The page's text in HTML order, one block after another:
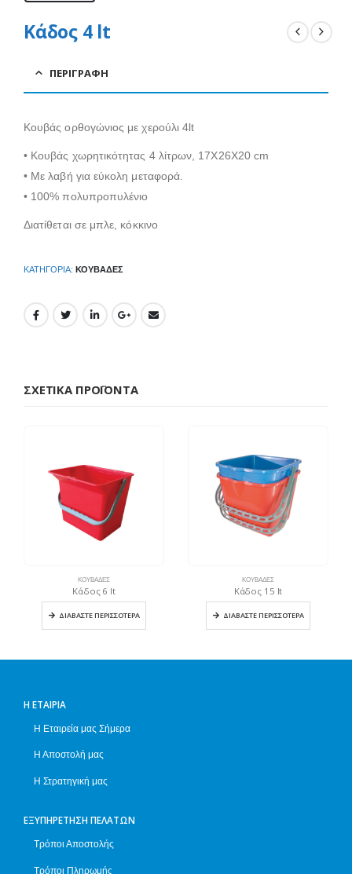
Κάδος 4 lt
ΠΕΡΙΓΡΑΦΉ
Κουβάς ορθογώνιος με χερούλι 4lt
• Κουβάς χωρητικότητας 4 λίτρων, 17X26X20 cm
• Με λαβή για εύκολη μεταφορά.
• 100% πολυπροπυλένιο
Διατίθεται σε μπλε, κόκκινο
ΚΑΤΗΓΟΡΊΑ: ΚΟΥΒΆΔΕΣ
ΣΧΕΤΙΚΆ ΠΡΟΪΌΝΤΑ
ΚΟΥΒΆΔΕΣ
Κάδος 6 lt
ΔΙΑΒΆΣΤΕ ΠΕΡΙΣΣΌΤΕΡΑ
ΚΟΥΒΆΔΕΣ
Κάδος 15 lt
ΔΙΑΒΆΣΤΕ ΠΕΡΙΣΣΌΤΕΡΑ
Η ΕΤΑΙΡΊΑ
Η Εταιρεία μας Σήμερα
Η Αποστολή μας
Η Στρατηγική μας
ΕΞΥΠΗΡΈΤΗΣΗ ΠΕΛΑΤΏΝ
Τρόποι Αποστολής
Τρόποι Πληρωμής